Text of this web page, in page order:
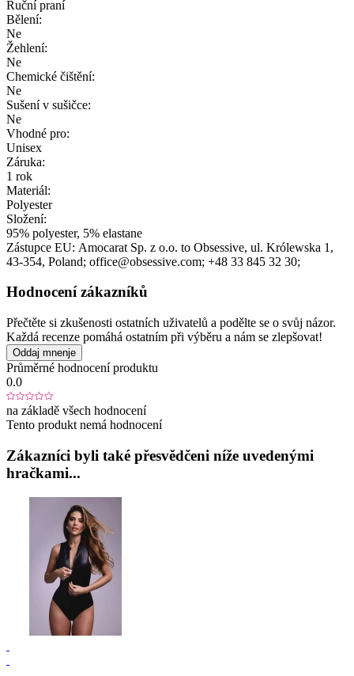
Ruční praní
Bělení:
Ne
Žehlení:
Ne
Chemické čištění:
Ne
Sušení v sušičce:
Ne
Vhodné pro:
Unisex
Záruka:
1 rok
Materiál:
Polyester
Složení:
95% polyester, 5% elastane
Zástupce EU: Amocarat Sp. z o.o. to Obsessive, ul. Królewska 1 ,
43-354, Poland; office@obsessive.com; +48 33 845 32 30;
Hodnocení zákazníků
Přečtěte si zkušenosti ostatních uživatelů a podělte se o svůj názor.
Každá recenze pomáhá ostatním při výběru a nám se zlepšovat!
Oddaj mnenje
Průměrné hodnocení produktu
0.0
na základě všech hodnocení
Tento produkt nemá hodnocení
Zákazníci byli také přesvědčeni níže uvedenými
hračkami...